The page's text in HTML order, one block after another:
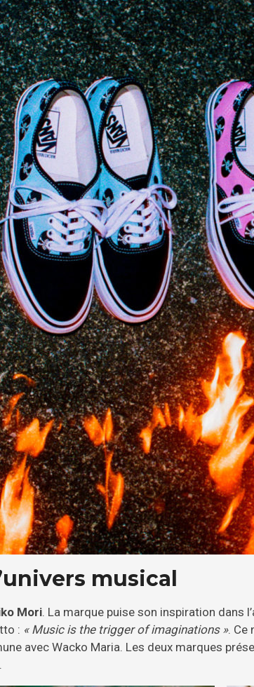
musical
Mori. La marque puise son inspiration dans
: « Music is the trigger of imaginations ». Ce
avec Wacko Maria. Les deux marques